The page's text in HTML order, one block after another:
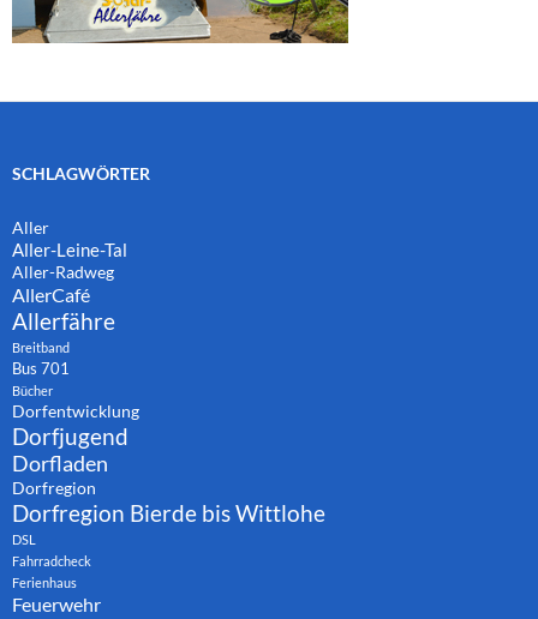
SCHLAGWÖRTER
Aller
Aller-Leine-Tal
Aller-Radweg
AllerCafé
Allerfähre
Breitband
Bus 701
Bücher
Dorfentwicklung
Dorfjugend
Dorfladen
Dorfregion
Dorfregion Bierde bis Wittlohe
DSL
Fahrradcheck
Ferienhaus
Feuerwehr